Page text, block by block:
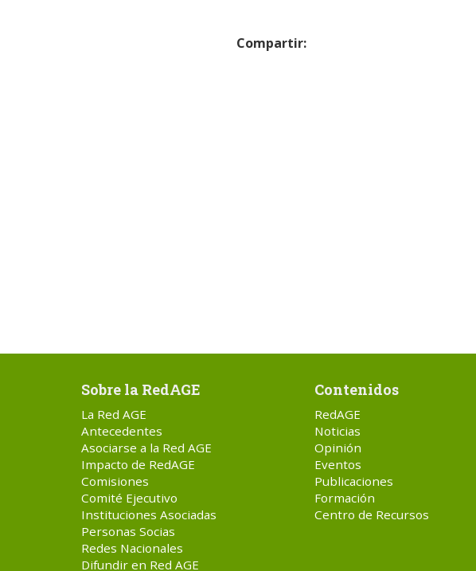
Compartir:
Sobre la RedAGE
La Red AGE
Antecedentes
Asociarse a la Red AGE
Impacto de RedAGE
Comisiones
Comité Ejecutivo
Instituciones Asociadas
Personas Socias
Redes Nacionales
Difundir en Red AGE
Contenidos
RedAGE
Noticias
Opinión
Eventos
Publicaciones
Formación
Centro de Recursos